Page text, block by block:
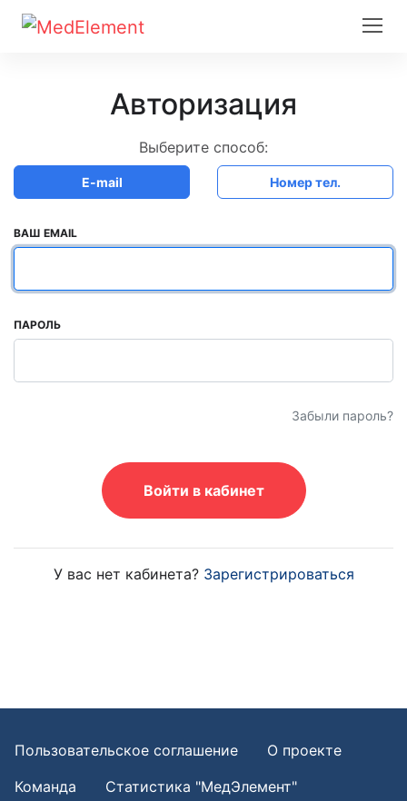
Авторизация
Выберите способ:
E-mail Номер тел.
ВАШ EMAIL
ПАРОЛЬ
Забыли пароль?
Войти в кабинет
У вас нет кабинета? Зарегистрироваться
Пользовательское соглашение
О проекте
Команда
Статистика "МедЭлемент"